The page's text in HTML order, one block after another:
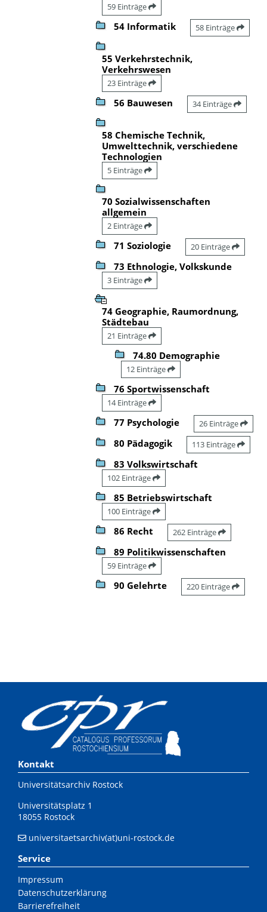
59 Einträge
54 Informatik 58 Einträge
55 Verkehrstechnik,
Verkehrswesen
23 Einträge
56 Bauwesen 34 Einträge
58 Chemische Technik,
Umwelttechnik, verschiedene
Technologien
5 Einträge
70 Sozialwissenschaften
allgemein
2 Einträge
71 Soziologie 20 Einträge
73 Ethnologie, Volkskunde
3 Einträge
74 Geographie, Raumordnung,
Städtebau
21 Einträge
74.80 Demographie
12 Einträge
76 Sportwissenschaft
14 Einträge
77 Psychologie 26 Einträge
80 Pädagogik 113 Einträge
83 Volkswirtschaft
102 Einträge
85 Betriebswirtschaft
100 Einträge
86 Recht 262 Einträge
89 Politikwissenschaften
59 Einträge
90 Gelehrte 220 Einträge
Kontakt
Universitätsarchiv Rostock
Universitätsplatz 1
18055 Rostock
universitaetsarchiv(at)uni-rostock.de
Service
Impressum
Datenschutzerklärung
Barrierefreiheit